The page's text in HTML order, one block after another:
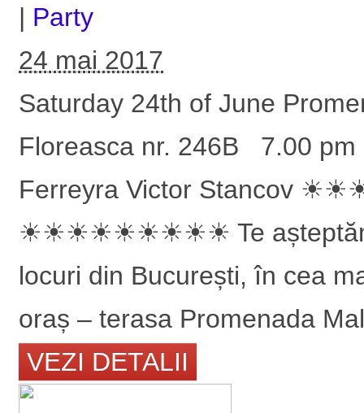
| Party
24 mai 2017
Saturday 24th of June
Floreasca nr. 246B 7.00
Ferreyra Victor
☀☀☀☀☀☀☀☀☀ Te așteptăm
locuri din București, în cea
oraș – terasa Promenada
VEZI DETALII